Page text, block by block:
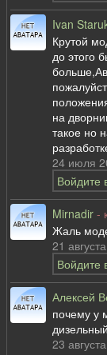
Ivan
Крутой
до этого
на
такое но
24 июля
Войдите
Mirnadir -
Жаль
21
Войдите
Алексей
почему у
23